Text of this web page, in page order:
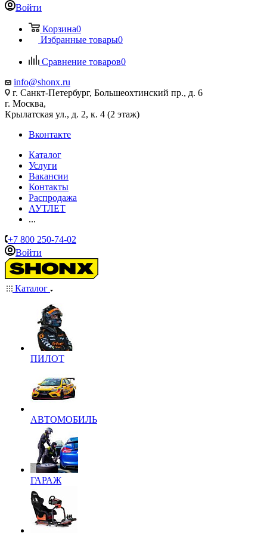
Войти
Корзина0
Избранные товары0
Сравнение товаров0
info@shonx.ru
г. Санкт-Петербург, Большеохтинский пр., д. 6
г. Москва,
Крылатская ул., д. 2, к. 4 (2 этаж)
Вконтакте
Каталог
Услуги
Вакансии
Контакты
Распродажа
АУТЛЕТ
...
+7 800 250-74-02
Войти
Каталог
ПИЛОТ
АВТОМОБИЛЬ
ГАРАЖ